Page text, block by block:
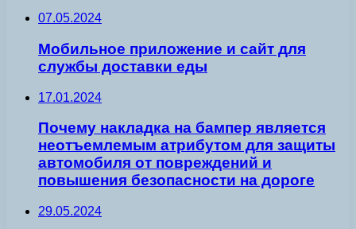
07.05.2024
Мобильное приложение и сайт для
службы доставки еды
17.01.2024
Почему накладка на бампер является
неотъемлемым атрибутом для защиты
автомобиля от повреждений и
повышения безопасности на дороге
29.05.2024